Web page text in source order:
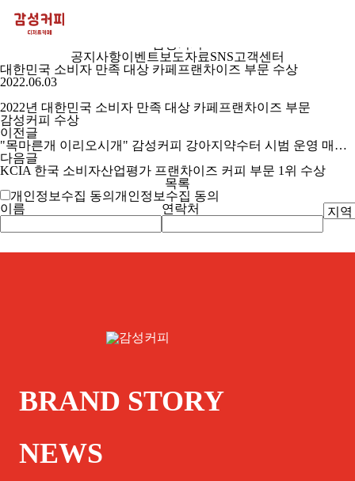
공지사항이벤트 보도자료SNS고객센터
대한민국 소비자 만족 대상 카페프랜차이즈 부문 수상
2022.06.03
2022년 대한민국 소비자 만족 대상 카페프랜차이즈 부문
감성커피 수상
이전글
"목마른개 이리오시개" 감성커피 강아지약수터 시범 운영 매장(2차 시행 매장 추가)
다음글
KCIA 한국 소비자산업평가 프랜차이즈 커피 부문 1위 수상
목록
개인정보수집 동의 개인정보수집 동의
이름
연락처
BRAND STORY
NEWS